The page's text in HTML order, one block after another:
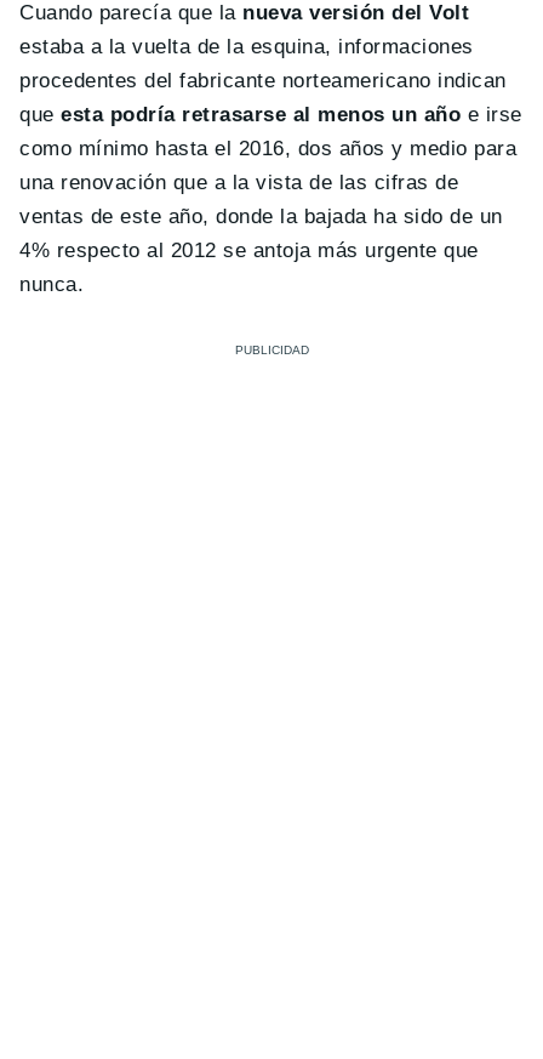
Cuando parecía que lanueva versión del Volt
estaba a la vuelta de la esquina, informaciones
procedentes del fabricante norteamericano indican
queesta podría retrasarse al menos un año e irse
como mínimo hasta el 2016, dos años y medio para
una renovación que a la vista de las cifras de
ventas de este año, donde la bajada ha sido de un
4% respecto al 2012 se antoja más urgente que
nunca.